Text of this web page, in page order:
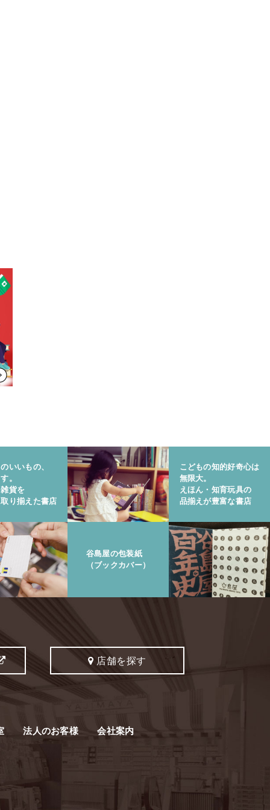
いいもの、
。
貨を
り揃えた書店
こどもの知的好奇心は
無限大。
えほん・知育玩具の
品揃えが豊富な書店
谷島屋の包装紙
（ブックカバー）
店舗を探す
法人のお客様 会社案内